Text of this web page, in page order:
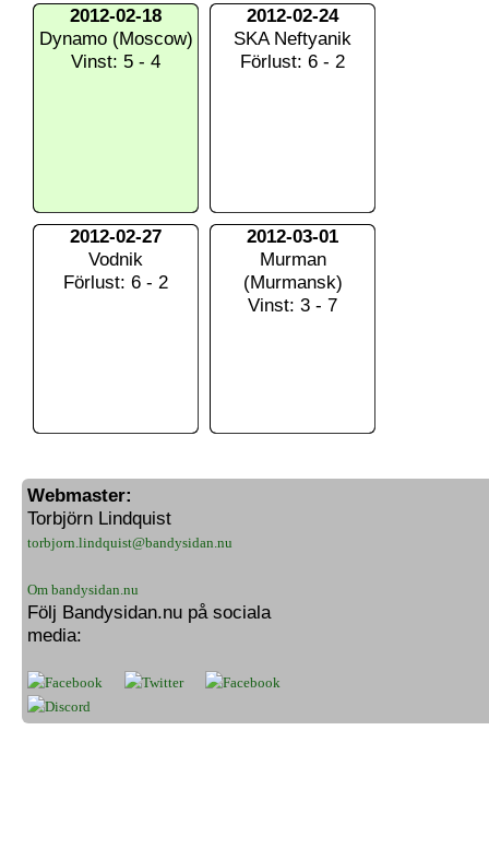
2012-02-18
Dynamo (Moscow)
Vinst: 5 - 4
2012-02-24
SKA Neftyanik
Förlust: 6 - 2
2012-02-27
Vodnik
Förlust: 6 - 2
2012-03-01
Murman
(Murmansk)
Vinst: 3 - 7
Webmaster:
Torbjörn Lindquist
torbjorn.lindquist@bandysidan.nu
Om bandysidan.nu
Följ Bandysidan.nu på sociala
media: